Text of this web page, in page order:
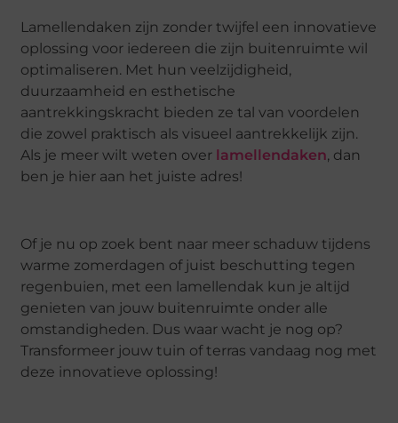
Lamellendaken zijn zonder twijfel een innovatieve
oplossing voor iedereen die zijn buitenruimte wil
optimaliseren. Met hun veelzijdigheid,
duurzaamheid en esthetische
aantrekkingskracht bieden ze tal van voordelen
die zowel praktisch als visueel aantrekkelijk zijn.
Als je meer wilt weten over lamellendaken, dan
ben je hier aan het juiste adres!
Of je nu op zoek bent naar meer schaduw tijdens
warme zomerdagen of juist beschutting tegen
regenbuien, met een lamellendak kun je altijd
genieten van jouw buitenruimte onder alle
omstandigheden. Dus waar wacht je nog op?
Transformeer jouw tuin of terras vandaag nog met
deze innovatieve oplossing!